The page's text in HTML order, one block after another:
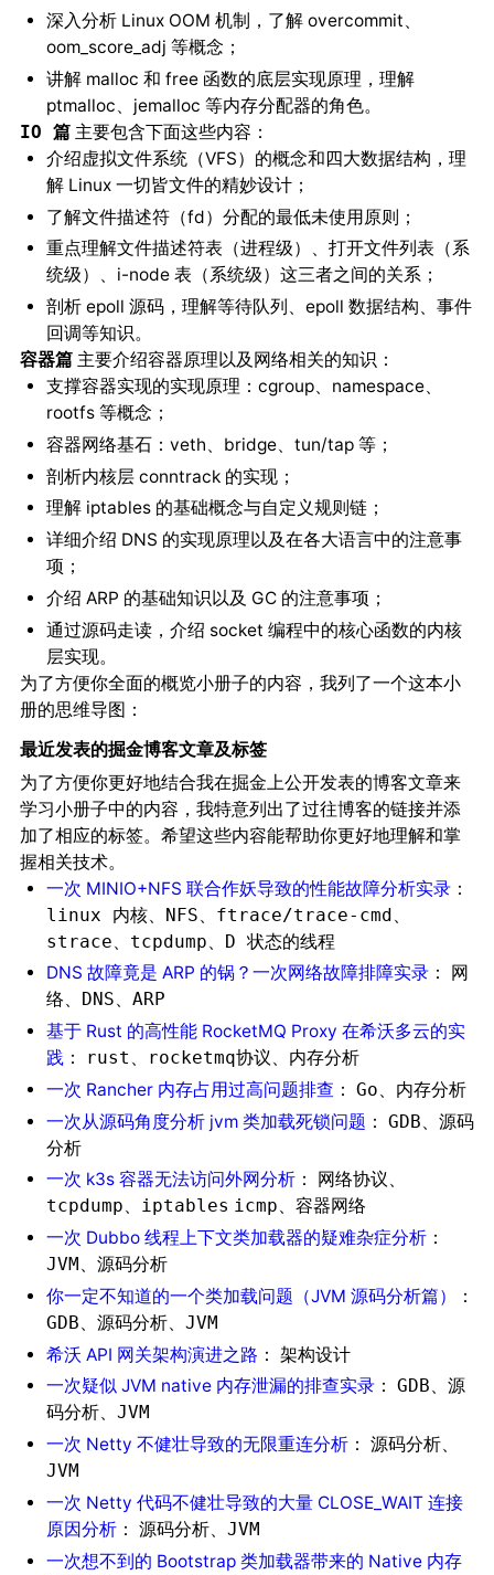
深入分析 Linux OOM 机制，了解 overcommit、
oom_score_adj 等概念；
讲解 malloc 和 free 函数的底层实现原理，理解
ptmalloc、jemalloc 等内存分配器的角色。
IO 篇主要包含下面这些内容：
介绍虚拟文件系统（VFS）的概念和四大数据结构，理
解 Linux 一切皆文件的精妙设计；
了解文件描述符（fd）分配的最低未使用原则；
重点理解文件描述符表（进程级）、打开文件列表（系
统级）、i-node 表（系统级）这三者之间的关系；
剖析 epoll 源码，理解等待队列、epoll 数据结构、事件
回调等知识。
容器篇主要介绍容器原理以及网络相关的知识：
支撑容器实现的实现原理：cgroup、namespace、
rootfs 等概念；
容器网络基石：veth、bridge、tun/tap 等；
剖析内核层 conntrack 的实现；
理解 iptables 的基础概念与自定义规则链；
详细介绍 DNS 的实现原理以及在各大语言中的注意事
项；
介绍 ARP 的基础知识以及 GC 的注意事项；
通过源码走读，介绍 socket 编程中的核心函数的内核
层实现。
为了方便你全面的概览小册子的内容，我列了一个这本小
册的思维导图 ：
最近发表的掘金博客文章及标签
为了方便你更好地结合我在掘金上公开发表的博客文章来
学习小册子中的内容，我特意列出了过往博客的链接并添
加了相应的标签。希望这些内容能帮助你更好地理解和掌
握相关技术。
一次 MINIO+NFS 联合作妖导致的性能故障分析实录：
linux 内核、 NFS ftrace/trace-cmd
strace tcpdump D 状态的线程
DNS 故障竟是 ARP 的锅？一次网络故障排障实录：
网
络、 DNS、 ARP
基于 Rust 的高性能 RocketMQ Proxy 在希沃多云的实
践： rust 、 rocketmq协议、 内存分析
一次 Rancher 内存占用过高问题排查 ： Go、 内存分析
一次从源码角度分析 jvm 类加载死锁问题 ： GDB
源码
分析
一次 k3s 容器无法访问外网分析： 网络协议 、
tcpdump、 iptables icmp、 容器网络
一次 Dubbo 线程上下文类加载器的疑难杂症分析：
JVM 、 源码分析
你一定不知道的一个类加载问题（JVM 源码分析篇） ：
GDB、 源码分析、 JVM
希沃 API 网关架构演进之路 ： 架构设计
一次疑似 JVM native 内存泄漏的排查实录： GDB、 源
码分析、 JVM
一次 Netty 不健壮导致的无限重连分析： 源码分析、
JVM
一次 Netty 代码不健壮导致的大量 CLOSE_WAIT 连接
原因分析： 源码分析、 JVM
一次想不到的 Bootstrap 类加载器带来的 Native 内存